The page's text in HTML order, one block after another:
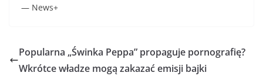
— News+
Popularna „Świnka Peppa” propaguje pornografię?
Wkrótce władze mogą zakazać emisji bajki